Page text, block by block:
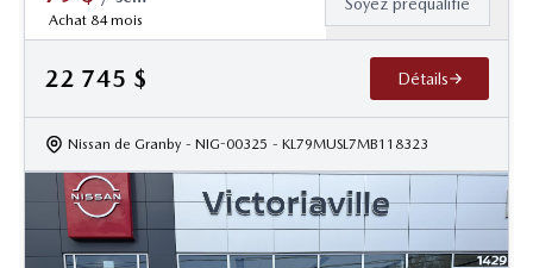
Achat 84 mois
22 745 $ Détails
Nissan de Granby - NIG-00325 - KL79MUSL7MB118323